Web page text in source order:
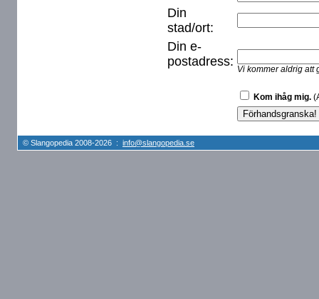
Din
stad/ort:
Din e-
postadress:
Vi kommer aldrig att
Kom ihåg mig.
© Slangopedia 2008-2026 : info@slangopedia.se